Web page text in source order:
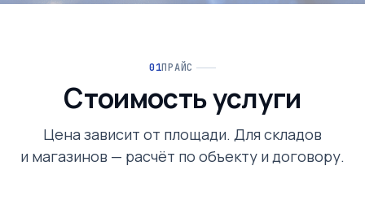
ПРАЙС
Стоимость услуги
Цена зависит от площади. Для складов
и магазинов — расчёт по объекту и договору.